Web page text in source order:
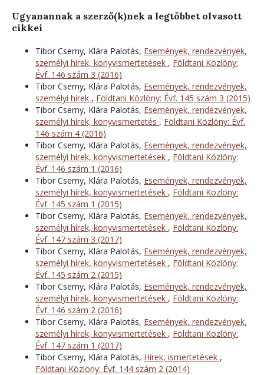
Ugyanannak a szerző(k)nek a legtöbbet olvasott
cikkei
Tibor Cserny, Klára Palotás, Események, rendezvények,
személyi hírek, könyvismertetések , Földtani Közlöny:
Évf. 146 szám 3 (2016)
Tibor Cserny, Klára Palotás, Események, rendezvények,
személyi hírek , Földtani Közlöny: Évf. 145 szám 3 (2015)
Tibor Cserny, Klára Palotás, Események, rendezvények,
személyi hírek, könyvismertetés , Földtani Közlöny: Évf.
146 szám 4 (2016)
Tibor Cserny, Klára Palotás, Események, rendezvények,
személyi hírek, könyvismertetések , Földtani Közlöny:
Évf. 146 szám 1 (2016)
Tibor Cserny, Klára Palotás, Események, rendezvények,
személyi hírek, könyvismertetések , Földtani Közlöny:
Évf. 145 szám 1 (2015)
Tibor Cserny, Klára Palotás, Események, rendezvények,
személyi hírek, könyvismertetések , Földtani Közlöny:
Évf. 147 szám 3 (2017)
Tibor Cserny, Klára Palotás, Események, rendezvények,
személyi hírek, könyvismertetések , Földtani Közlöny:
Évf. 145 szám 2 (2015)
Tibor Cserny, Klára Palotás, Események, rendezvények,
személyi hírek, könyvismertetések , Földtani Közlöny:
Évf. 146 szám 2 (2016)
Tibor Cserny, Klára Palotás, Események, rendezvények,
személyi hírek, könyvismertetések , Földtani Közlöny:
Évf. 147 szám 1 (2017)
Tibor Cserny, Klára Palotás, Hírek, ismertetések ,
Földtani Közlöny: Évf. 144 szám 2 (2014)